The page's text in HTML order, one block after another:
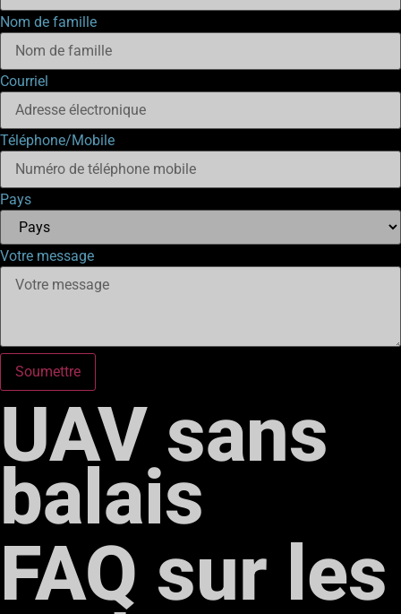
Nom de famille
Courriel
Téléphone/Mobile
Pays
Votre message
Soumettre
UAV sans
balais
FAQ sur les